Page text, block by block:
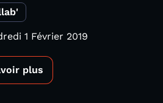
1 Février 2019
plus